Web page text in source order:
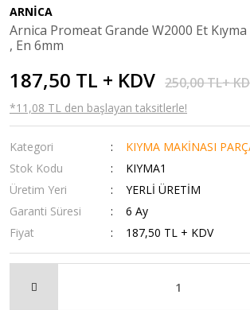
ARNİCA
Arnica Promeat Grande W2000 Et Kıyma
, En 6mm
187,50 TL + KDV 250,00 TL+
*11,08 TL den başlayan taksitlerle!
Kategori
KIYMA MAKİNASI
Stok Kodu
KIYMA1
Üretim Yeri
YERLİ ÜRETİM
Garanti Süresi
6 Ay
Fiyat
187,50 TL + KDV